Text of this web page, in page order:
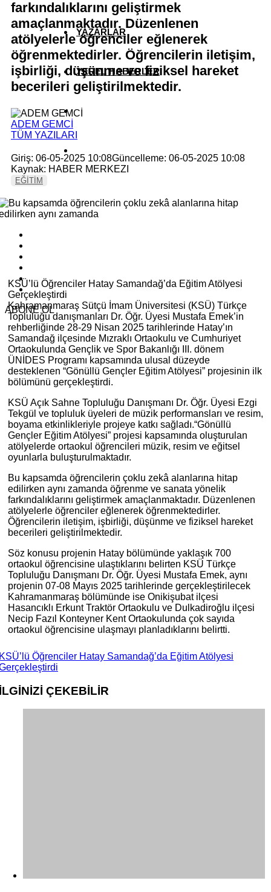
YAZARLAR
YEREL HABERLER
farkındalıklarını geliştirmek
amaçlanmaktadır. Düzenlenen
atölyelerle öğrenciler eğlenerek
öğrenmektedirler. Öğrencilerin iletişim,
işbirliği, düşünme ve fiziksel hareket
becerileri geliştirilmektedir.
ADEM GEMCİ
TÜM YAZILARI
Giriş: 06-05-2025 10:08Güncelleme: 06-05-2025 10:08
Kaynak: HABER MERKEZI
EĞİTİM
ABONE OL
KSÜ’lü Öğrenciler Hatay Samandağ’da Eğitim Atölyesi
Gerçekleştirdi
Kahramanmaraş Sütçü İmam Üniversitesi (KSÜ) Türkçe
Topluluğu danışmanları Dr. Öğr. Üyesi Mustafa Emek’in
rehberliğinde 28-29 Nisan 2025 tarihlerinde Hatay’ın
Samandağ ilçesinde Mızraklı Ortaokulu ve Cumhuriyet
Ortaokulunda Gençlik ve Spor Bakanlığı III. dönem
ÜNİDES Programı kapsamında ulusal düzeyde
desteklenen “Gönüllü Gençler Eğitim Atölyesi” projesinin ilk
bölümünü gerçekleştirdi.
KSÜ Açık Sahne Topluluğu Danışmanı Dr. Öğr. Üyesi Ezgi
Tekgül ve topluluk üyeleri de müzik performansları ve resim,
boyama etkinlikleriyle projeye katkı sağladı.“Gönüllü
Gençler Eğitim Atölyesi” projesi kapsamında oluşturulan
atölyelerde ortaokul öğrencileri müzik, resim ve eğitsel
oyunlarla buluşturulmaktadır.
Bu kapsamda öğrencilerin çoklu zekâ alanlarına hitap
edilirken aynı zamanda öğrenme ve sanata yönelik
farkındalıklarını geliştirmek amaçlanmaktadır. Düzenlenen
atölyelerle öğrenciler eğlenerek öğrenmektedirler.
Öğrencilerin iletişim, işbirliği, düşünme ve fiziksel hareket
becerileri geliştirilmektedir.
Söz konusu projenin Hatay bölümünde yaklaşık 700
ortaokul öğrencisine ulaştıklarını belirten KSÜ Türkçe
Topluluğu Danışmanı Dr. Öğr. Üyesi Mustafa Emek, aynı
projenin 07-08 Mayıs 2025 tarihlerinde gerçekleştirilecek
Kahramanmaraş bölümünde ise Onikişubat ilçesi
Hasancıklı Erkunt Traktör Ortaokulu ve Dulkadiroğlu ilçesi
Necip Fazıl Konteyner Kent Ortaokulunda çok sayıda
ortaokul öğrencisine ulaşmayı planladıklarını belirtti.
Öğrenciler Hatay Samandağ’da Eğitim Atölyesi
ÇEKEBİLİR